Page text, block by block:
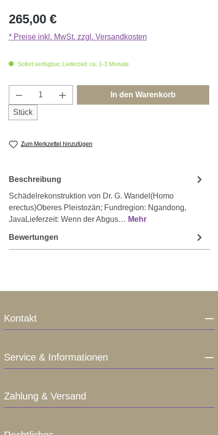
Regulärer Preis:
265,00 €
* Preise inkl. MwSt. zzgl. Versandkosten
Sofort verfügbar, Lieferzeit: ca. 1-3 Monate
Produkt Anzahl: Gib den gewünschten
Stück
In den Warenkorb
Zum Merkzettel hinzufügen
Beschreibung
Schädelrekonstruktion von Dr. G. Wandel(Homo
erectus)Oberes Pleistozän; Fundregion: Ngandong,
JavaLieferzeit: Wenn der Abgus… Mehr
Bewertungen
Kontakt
Service & Informationen
Zahlung & Versand